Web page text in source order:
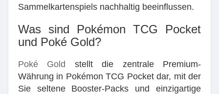
Sammelkartenspiels nachhaltig beeinflussen.
Was sind Pokémon TCG Pocket
und Poké Gold?
Poké Gold
stellt die zentrale Premium-
Währung in Pokémon TCG Pocket dar, mit der
Sie seltene Booster-Packs und einzigartige